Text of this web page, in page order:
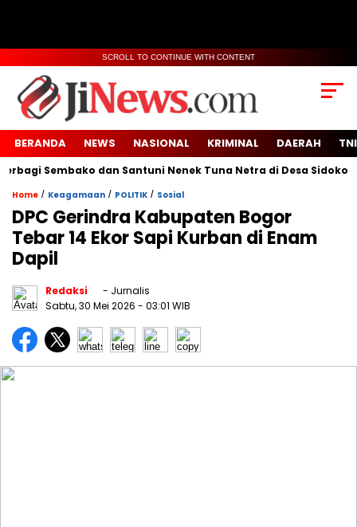
SCROLL TO CONTINUE WITH CONTENT
BERANDA NEWS NASIONAL KRIMINAL DAERAH
Sembako dan Santuni Nenek Tuna Netra di Desa Sidoko
Home / Keagamaan / POLITIK / Sosial
DPC Gerindra Kabupaten Bogor
Tebar 14 Ekor Sapi Kurban di Enam
Dapil
Redaksi
- Jurnalis
Sabtu, 30 Mei 2026 - 03:01 WIB